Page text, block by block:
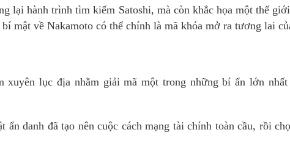
lại hành trình tìm kiếm Satoshi, mà còn khắc họa một thế
mật về Nakamoto có thể chính là mã khóa mở ra tương lai
xuyên lục địa nhằm giải mã một trong những bí ẩn lớn
ẩn danh đã tạo nên cuộc cách mạng tài chính toàn cầu, rồi